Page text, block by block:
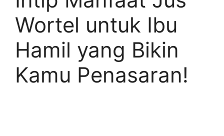
Wortel untuk Ibu
Hamil yang Bikin
Kamu Penasaran!